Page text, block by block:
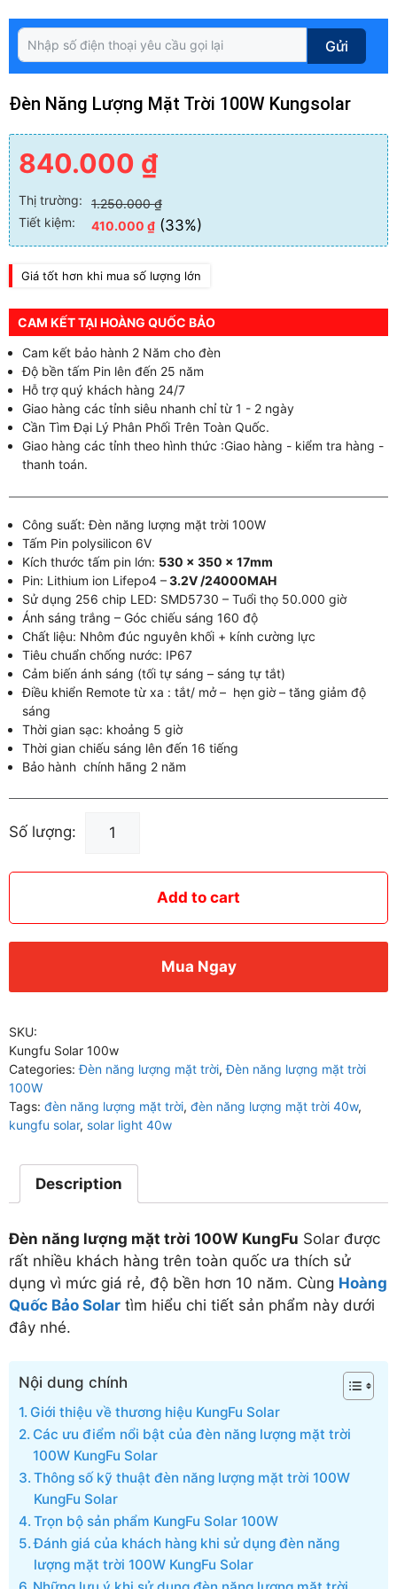
Gửi
Đèn Năng Lượng Mặt Trời 100W Kungsolar
840.000 ₫
Thị trường: 1.250.000₫
Tiết kiệm:
410.000 ₫ (33%)
Giá tốt hơn khi mua số lượng lớn
CAM KẾT TẠI HOÀNG QUỐC BẢO
Cam kết bảo hành 2 Năm cho đèn
Độ bền tấm Pin lên đến 25 năm
Hỗ trợ quý khách hàng 24/7
Giao hàng các tỉnh siêu nhanh chỉ từ 1 - 2 ngày
Cần Tìm Đại Lý Phân Phối Trên Toàn Quốc.
Giao hàng các tỉnh theo hình thức :Giao hàng - kiểm tra hàng -
thanh toán.
Công suất: Đèn năng lượng mặt trời 100W
Tấm Pin polysilicon 6V
Kích thước tấm pin lớn: 530 x 350 x 17mm
Pin: Lithium ion Lifepo4 –3.2V /24000MAH
Sử dụng 256 chip LED: SMD5730 – Tuổi thọ 50.000 giờ
Ánh sáng trắng – Góc chiếu sáng 160 độ
Chất liệu: Nhôm đúc nguyên khối + kính cường lực
Tiêu chuẩn chống nước: IP67
Cảm biến ánh sáng (tối tự sáng – sáng tự tắt)
Điều khiển Remote từ xa : tắt/ mở – hẹn giờ – tăng giảm độ
sáng
Thời gian sạc: khoảng 5 giờ
Thời gian chiếu sáng lên đến 16 tiếng
Bảo hành chính hãng 2 năm
Số lượng:
Add to cart
Mua Ngay
SKU:
Kungfu Solar 100w
Categories:Đèn năng lượng mặt trời,Đèn năng lượng mặt trời
100W
Tags: đèn năng lượng mặt trời, đèn năng lượng mặt trời 40w,
kungfu solar, solar light 40w
Description
Đèn năng lượng mặt trời 100W KungFu Solar được
rất nhiều khách hàng trên toàn quốc ưa thích sử
dụng vì mức giá rẻ, độ bền hơn 10 năm. Cùng Hoàng
Quốc Bảo Solar tìm hiểu chi tiết sản phẩm này dưới
đây nhé.
Nội dung chính
Giới thiệu về thương hiệu KungFu Solar
Các ưu điểm nổi bật của đèn năng lượng mặt trời
100W KungFu Solar
Thông số kỹ thuật đèn năng lượng mặt trời 100W
KungFu Solar
Trọn bộ sản phẩm KungFu Solar 100W
Đánh giá của khách hàng khi sử dụng đèn năng
lượng mặt trời 100W KungFu Solar